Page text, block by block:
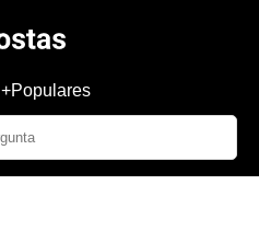
+Populares